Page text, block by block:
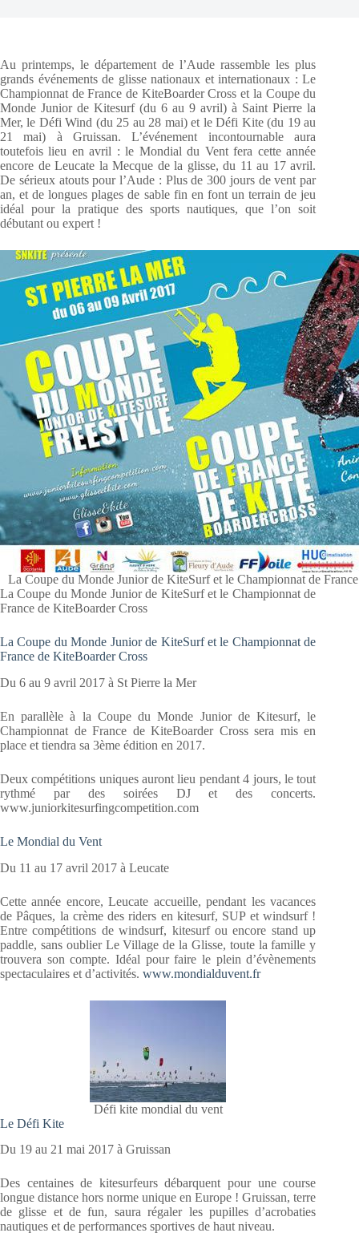
Au printemps, le département de l’Aude rassemble les plus
grands événements de glisse nationaux et internationaux : Le
Championnat de France de KiteBoarder Cross et la Coupe du
Monde Junior de Kitesurf (du 6 au 9 avril) à Saint Pierre la
Mer, le Défi Wind (du 25 au 28 mai) et le Défi Kite (du 19 au
21 mai) à Gruissan. L’événement incontournable aura
toutefois lieu en avril : le Mondial du Vent fera cette année
encore de Leucate la Mecque de la glisse, du 11 au 17 avril.
De sérieux atouts pour l’Aude : Plus de 300 jours de vent par
an, et de longues plages de sable fin en font un terrain de jeu
idéal pour la pratique des sports nautiques, que l’on soit
débutant ou expert !
La Coupe du Monde Junior de KiteSurf et le Championnat de
La Coupe du Monde Junior de KiteSurf et le Championnat de
France de KiteBoarder Cross
La Coupe du Monde Junior de KiteSurf et le Championnat de
France de KiteBoarder Cross
Du 6 au 9 avril 2017 à St Pierre la Mer
En parallèle à la Coupe du Monde Junior de Kitesurf, le
Championnat de France de KiteBoarder Cross sera mis en
place et tiendra sa 3ème édition en 2017.
Deux compétitions uniques auront lieu pendant 4 jours, le tout
rythmé par des soirées DJ et des concerts.
www.juniorkitesurfingcompetition.com
Le Mondial du Vent
Du 11 au 17 avril 2017 à Leucate
Cette année encore, Leucate accueille, pendant les vacances
de Pâques, la crème des riders en kitesurf, SUP et windsurf !
Entre compétitions de windsurf, kitesurf ou encore stand up
paddle, sans oublier Le Village de la Glisse, toute la famille y
trouvera son compte. Idéal pour faire le plein d’évènements
spectaculaires et d’activités. www.mondialduvent.fr
Défi kite mondial du vent
Le Défi Kite
Du 19 au 21 mai 2017 à Gruissan
Des centaines de kitesurfeurs débarquent pour une course
longue distance hors norme unique en Europe ! Gruissan, terre
de glisse et de fun, saura régaler les pupilles d’acrobaties
nautiques et de performances sportives de haut niveau.